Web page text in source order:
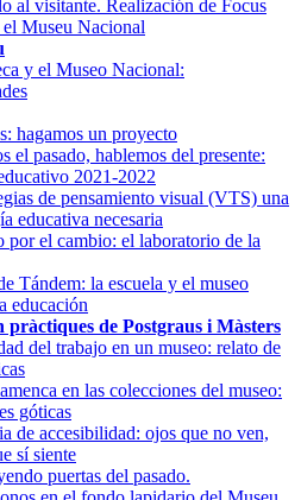
al visitante. Realización de Focus
Museu Nacional
y el Museo Nacional:
hagamos un proyecto
el pasado, hablemos del presente:
2021-2022
de pensamiento visual (VTS) una
educativa necesaria
por el cambio: el laboratorio de la
Tándem: la escuela y el museo
educación
pràctiques de Postgraus i Màsters
del trabajo en un museo: relato de
en las colecciones del museo:
góticas
de accesibilidad: ojos que no ven,
sí siente
puertas del pasado.